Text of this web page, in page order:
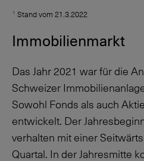
1 Stand vom 21.3.2022
Immobilienmarkt
Das Jahr 2021 war für die
Schweizer
Sowohl Fonds als auch
entwickelt. Der
verhalten mit einer
Quartal. In der Jahresmitte